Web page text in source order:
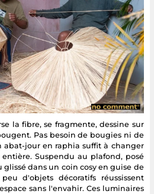
la fibre, se fragmente, dessine sur
Pas besoin de bougies ni de
abat-jour en raphia suffit à changer
Suspendu au plafond, posé
dans un coin cosy en guise de
d'objets décoratifs réussissent
sans l'envahir. Ces luminaires